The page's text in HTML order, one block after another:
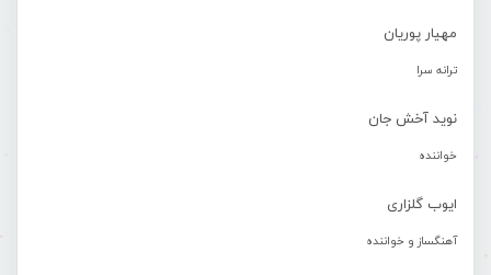
مهیار پوریان
ترانه سرا
نوید آخش جان
خواننده
ایوب گلزاری
آهنگساز و خواننده